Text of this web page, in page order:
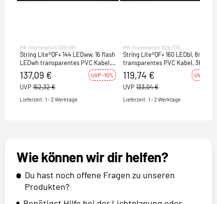
MK-Illumination 029-081
String Lite®QF+ 144 LEDww, 16 flash
LEDwh transparentes PVC Kabel,
36V, 5,8W
137,09 € UVP -10%
UVP 152,32 €
Lieferzeit: 1 - 2 Werktage
MK-Illumination 029-076
String Lite®QF+ 160 LEDbl, 8m
transparentes PVC Kabel, 36V,
5,8W
119,74 € UVP -10%
UVP 133,04 €
Lieferzeit: 1 - 2 Werktage
Wie können wir dir helfen?
Du hast noch offene Fragen zu unseren
Produkten?